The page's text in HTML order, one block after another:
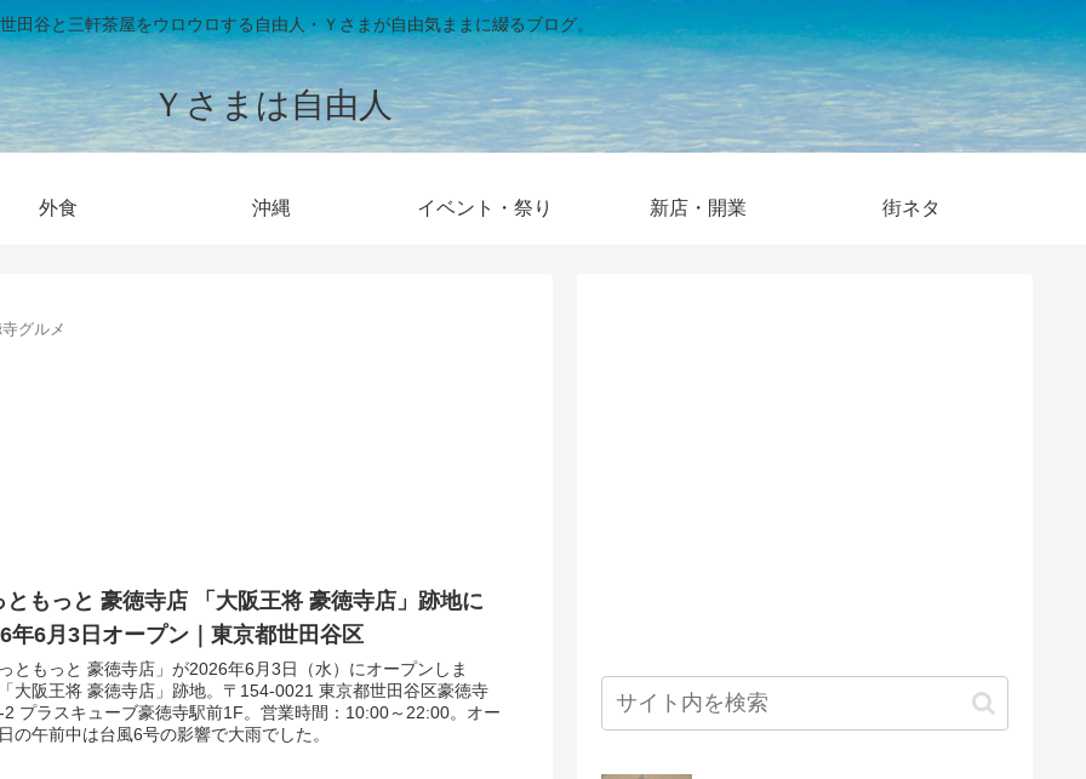
田谷と三軒茶屋をウロウロする自由人・Ｙさまが自由気ままに綴るブログ。
Ｙさまは自由人
外食 沖縄 イベント・祭り 新店・開業 街ネタ
グルメ
ともっと 豪徳寺店 「大阪王将 豪徳寺店」跡地に
年6月3日オープン｜東京都世田谷区
ともっと 豪徳寺店」が2026年6月3日（水）にオープンしま
大阪王将 豪徳寺店」跡地。〒154-0021 東京都世田谷区豪徳寺
2 プラスキューブ豪徳寺駅前1F。営業時間：10:00～22:00。オー
の午前中は台風6号の影響で大雨でした。